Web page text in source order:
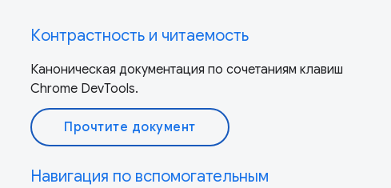
Контрастность и читаемость
Каноническая документация по сочетаниям клавиш
Chrome DevTools.
Прочтите документ
Навигация по вспомогательным